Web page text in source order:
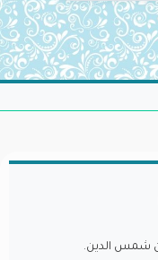
شمس الدين.